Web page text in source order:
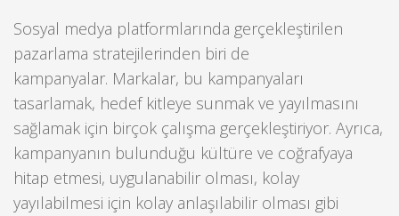
Sosyal medya platformlarında gerçekleştirilen
pazarlama stratejilerinden biri de
kampanyalar. Markalar, bu kampanyaları
tasarlamak, hedef kitleye sunmak ve yayılmasını
sağlamak için birçok çalışma gerçekleştiriyor. Ayrıca,
kampanyanın bulunduğu kültüre ve coğrafyaya
hitap etmesi, uygulanabilir olması, kolay
yayılabilmesi için kolay anlaşılabilir olması gibi